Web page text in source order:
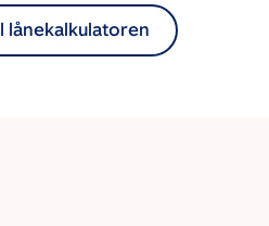
lånekalkulatoren